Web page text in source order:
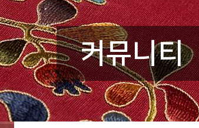
커뮤니티